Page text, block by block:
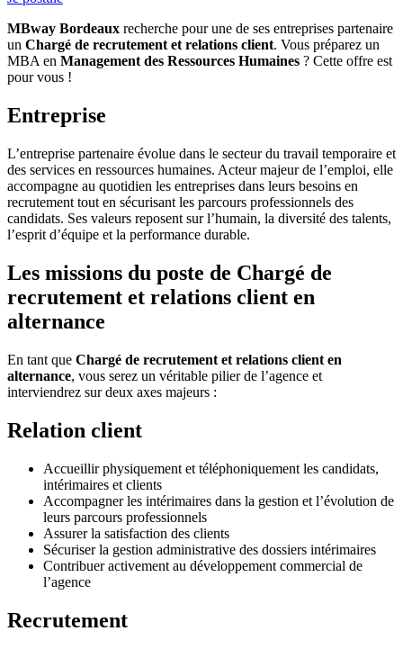
MBway Bordeaux recherche pour une de ses entreprises partenaire
un Chargé de recrutement et relations client. Vous préparez un
MBA en Management des Ressources Humaines ? Cette offre est
pour vous !
Entreprise
L’entreprise partenaire évolue dans le secteur du travail temporaire et
des services en ressources humaines. Acteur majeur de l’emploi, elle
accompagne au quotidien les entreprises dans leurs besoins en
recrutement tout en sécurisant les parcours professionnels des
candidats. Ses valeurs reposent sur l’humain, la diversité des talents,
l’esprit d’équipe et la performance durable.
Les missions du poste de Chargé de
recrutement et relations client en
alternance
En tant que Chargé de recrutement et relations client en
alternance, vous serez un véritable pilier de l’agence et
interviendrez sur deux axes majeurs :
Relation client
Accueillir physiquement et téléphoniquement les candidats,
intérimaires et clients
Accompagner les intérimaires dans la gestion et l’évolution de
leurs parcours professionnels
Assurer la satisfaction des clients
Sécuriser la gestion administrative des dossiers intérimaires
Contribuer activement au développement commercial de
l’agence
Recrutement